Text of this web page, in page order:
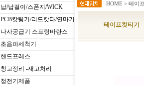
납/납걸이/스폰지/WICK
PCB캇팅기/리드캇타/연마기
나사공급기 스프링바란스
초음파세척기
핸드프레스
창고정리 -재고처리
정전기제품
HOME > 테이
테이프컷티기